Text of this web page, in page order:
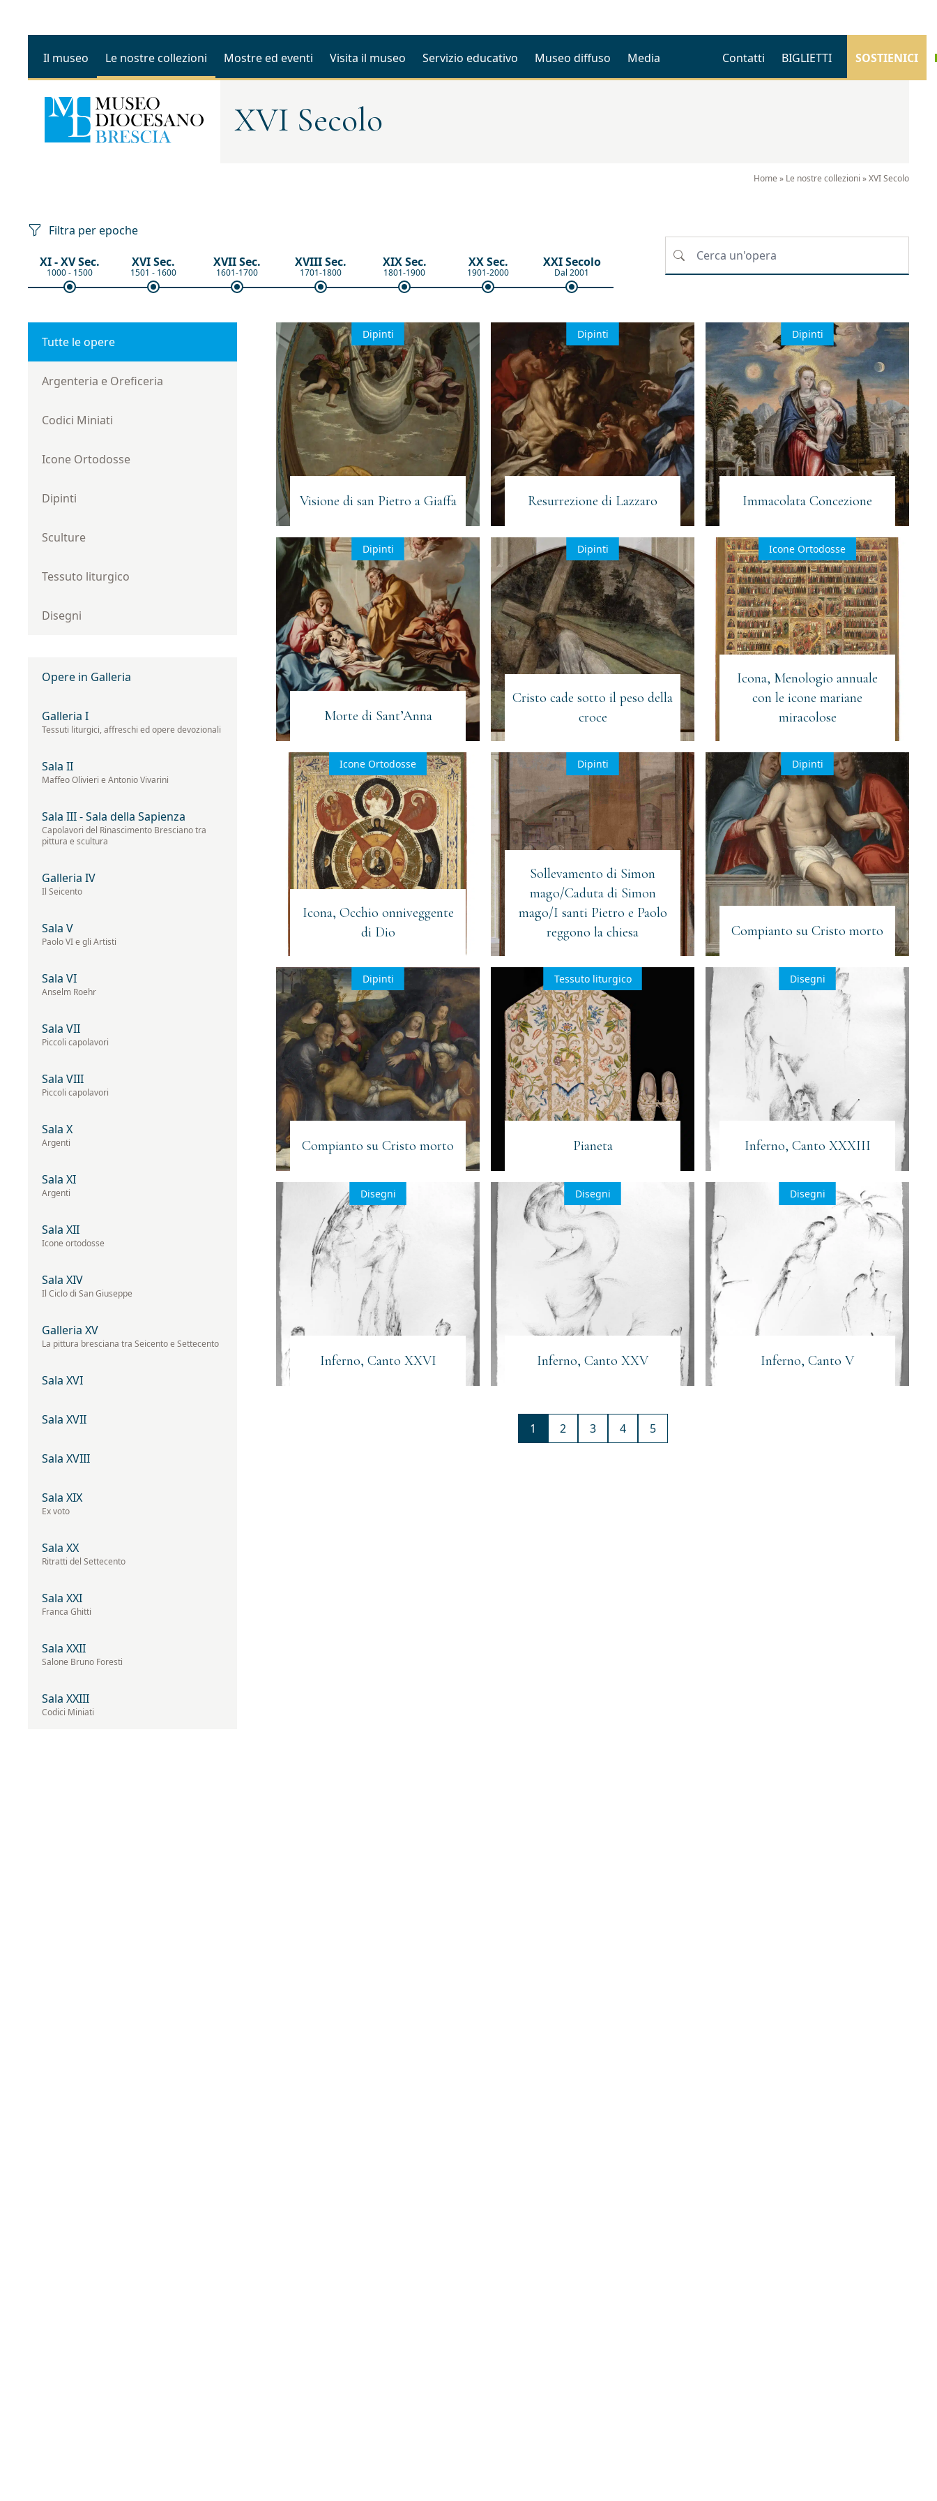
Il museo Le nostre collezioni Mostre ed eventi Visita il museo Servizio educativo Museo diffuso Media Contatti BIGLIETTI SOSTIENICI
XVI Secolo
Home » Le nostre collezioni »XVI Secolo
Filtra per epoche
XI - XV Sec.
1000 - 1500
XVI Sec.
1501 - 1600
XVII Sec.
1601-1700
XVIII Sec.
1701-1800
XIX Sec.
1801-1900
XX Sec.
1901-2000
XXI Secolo
Dal 2001
Tutte le opere
Argenteria e Oreficeria
Codici Miniati
Icone Ortodosse
Dipinti
Sculture
Tessuto liturgico
Disegni
Opere in Galleria
Galleria I
Tessuti liturgici, affreschi ed opere devozionali
Sala II
Maffeo Olivieri e Antonio Vivarini
Sala III - Sala della Sapienza
Capolavori del Rinascimento Bresciano tra
pittura e scultura
Galleria IV
Il Seicento
Sala V
Paolo VI e gli Artisti
Sala VI
Anselm Roehr
Sala VII
Piccoli capolavori
Sala VIII
Piccoli capolavori
Sala X
Argenti
Sala XI
Argenti
Sala XII
Icone ortodosse
Sala XIV
Il Ciclo di San Giuseppe
Galleria XV
La pittura bresciana tra Seicento e Settecento
Sala XVI
Sala XVII
Sala XVIII
Sala XIX
Ex voto
Sala XX
Ritratti del Settecento
Sala XXI
Franca Ghitti
Sala XXII
Salone Bruno Foresti
Sala XXIII
Codici Miniati
Visione di san Pietro a Giaffa
Dipinti
Resurrezione di Lazzaro
Dipinti
Immacolata Concezione
Dipinti
Morte di Sant’Anna
Dipinti
Cristo cade sotto il peso della
croce
Dipinti
Icona, Menologio annuale
con le icone mariane
miracolose
Icone Ortodosse
Icona, Occhio onniveggente
di Dio
Icone Ortodosse
Sollevamento di Simon
mago/Caduta di Simon
mago/I santi Pietro e Paolo
reggono la chiesa
Dipinti
Compianto su Cristo morto
Dipinti
Compianto su Cristo morto
Dipinti
Pianeta
Tessuto liturgico
Inferno, Canto XXXIII
Disegni
Inferno, Canto XXVI
Disegni
Inferno, Canto XXV
Disegni
Inferno, Canto V
Disegni
1 2 3 4 5
Iscriviti alla newsletter
(Obbligatorio)
(Obbligatorio)
Acconsento al trattamento dei dati personali (Obbligatorio)
Materiale
informativo
(Obbligatorio)
Acconsento all'invio di materiale informativo (Obbligatorio)